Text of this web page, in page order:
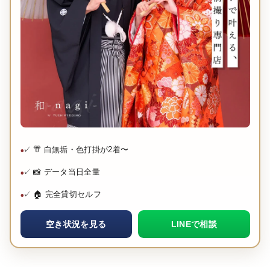
✓ 👘 白無垢・色打掛が2着〜
✓ 📸 データ当日全量
✓ 🏠 完全貸切セルフ
空き状況を見る LINEで相談